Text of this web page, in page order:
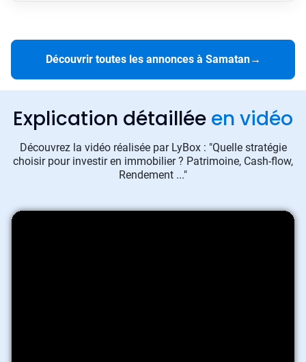
Découvrir toutes les annonces à Samatan→
Explication détaillée en vidéo
Découvrez la vidéo réalisée par LyBox : "Quelle stratégie
choisir pour investir en immobilier ? Patrimoine, Cash-flow,
Rendement ..."